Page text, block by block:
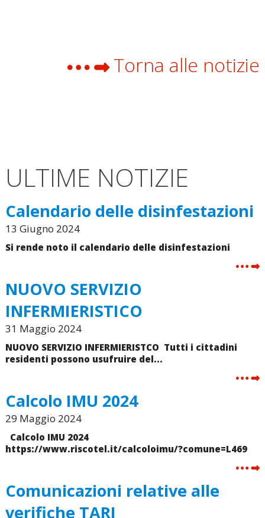
Torna alle notizie
ULTIME NOTIZIE
Calendario delle disinfestazioni
13 Giugno 2024
Si rende noto il calendario delle disinfestazioni
NUOVO SERVIZIO
INFERMIERISTICO
31 Maggio 2024
NUOVO SERVIZIO INFERMIERISTCO Tutti i cittadini
residenti possono usufruire del...
Calcolo IMU 2024
29 Maggio 2024
Calcolo IMU 2024
https://www.riscotel.it/calcoloimu/?comune=L469
Comunicazioni relative alle
verifiche TARI